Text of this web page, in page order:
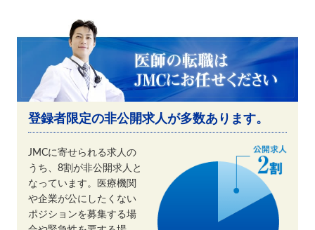
登録者限定の非公開求人が多数あります。
JMCに寄せられる求人の
うち、8割が非公開求人と
なっています。医療機関
や企業が公にしたくない
ポジションを募集する場